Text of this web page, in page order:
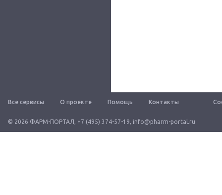
Все сервисы О проекте Помощь Контакты
© 2026 ФАРМ-ПОРТАЛ, +7 (495) 374-57-19, info@pharm-portal.ru